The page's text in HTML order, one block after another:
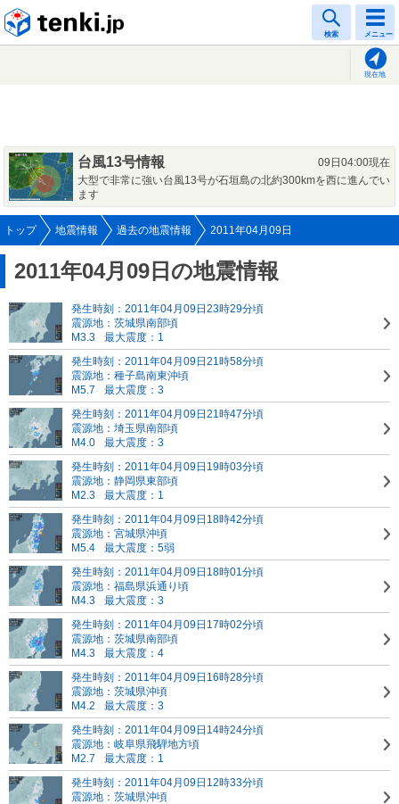
検索 メニュー
現在地
台風13号情報
09日04:00現在
大型で非常に強い台風13号が石垣島の北約300kmを西に進んでい
ます
トップ 地震情報 過去の地震情報 2011年04月09日
2011年04月09日の地震情報
発生時刻：2011年04月09日23時29分頃
震源地：茨城県南部頃
M3.3
最大震度：1
発生時刻：2011年04月09日21時58分頃
震源地：種子島南東沖頃
M5.7
最大震度：3
発生時刻：2011年04月09日21時47分頃
震源地：埼玉県南部頃
M4.0
最大震度：3
発生時刻：2011年04月09日19時03分頃
震源地：静岡県東部頃
M2.3
最大震度：1
発生時刻：2011年04月09日18時42分頃
震源地：宮城県沖頃
M5.4
最大震度：5弱
発生時刻：2011年04月09日18時01分頃
震源地：福島県浜通り頃
M4.3
最大震度：3
発生時刻：2011年04月09日17時02分頃
震源地：茨城県南部頃
M4.3
最大震度：4
発生時刻：2011年04月09日16時28分頃
震源地：茨城県沖頃
M4.2
最大震度：3
発生時刻：2011年04月09日14時24分頃
震源地：岐阜県飛騨地方頃
M2.7
最大震度：1
発生時刻：2011年04月09日12時33分頃
震源地：茨城県沖頃